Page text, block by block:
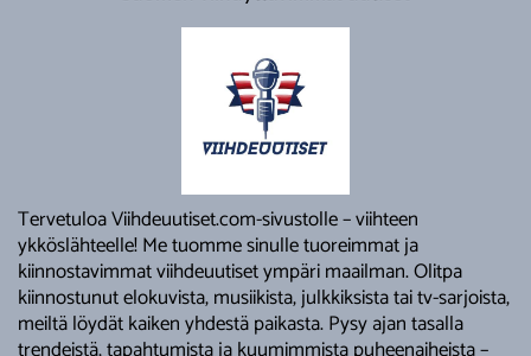
Tervetuloa Viihdeuutiset.com-sivustolle – viihteen
ykköslähteelle! Me tuomme sinulle tuoreimmat ja
kiinnostavimmat viihdeuutiset ympäri maailman. Olitpa
kiinnostunut elokuvista, musiikista, julkkiksista tai tv-sarjoista,
meiltä löydät kaiken yhdestä paikasta. Pysy ajan tasalla